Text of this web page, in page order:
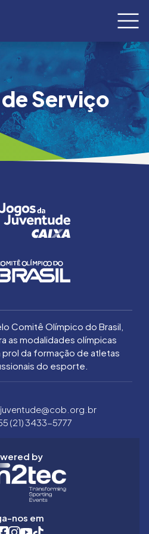
Serviço
Comitê Olímpico do Brasil,
as modalidades olímpicas
da formação de atletas
do esporte.
(21) 3433-5777
by
nos em